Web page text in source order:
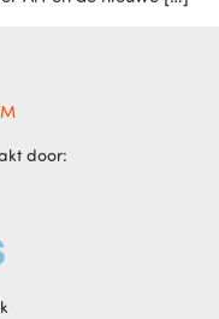
door: